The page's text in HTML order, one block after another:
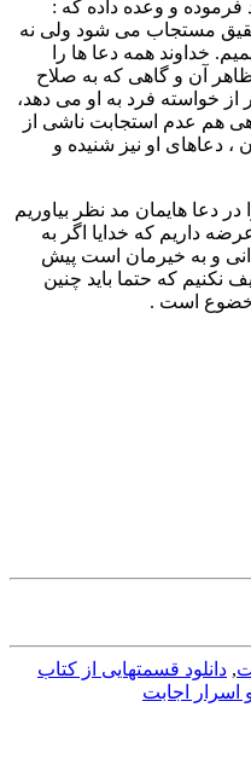
فرموده و وعده داده که :
مستجاب می شود ولی نه
خداوند همه دعا ها را
آن و گاهی که به صلاح
خواسته فرد به او می دهد،
هم عدم استجابت ناشی از
، دعاهای او نیز شنیده و
دعا هایمان مد نظر بیاوریم
داریم که خدایا اگر به
و به خیرمان است پیش
نکنیم که حتما باید چنین
خضوع است .
, دانلود قسمتهایی از کتاب
اسرار اجابت